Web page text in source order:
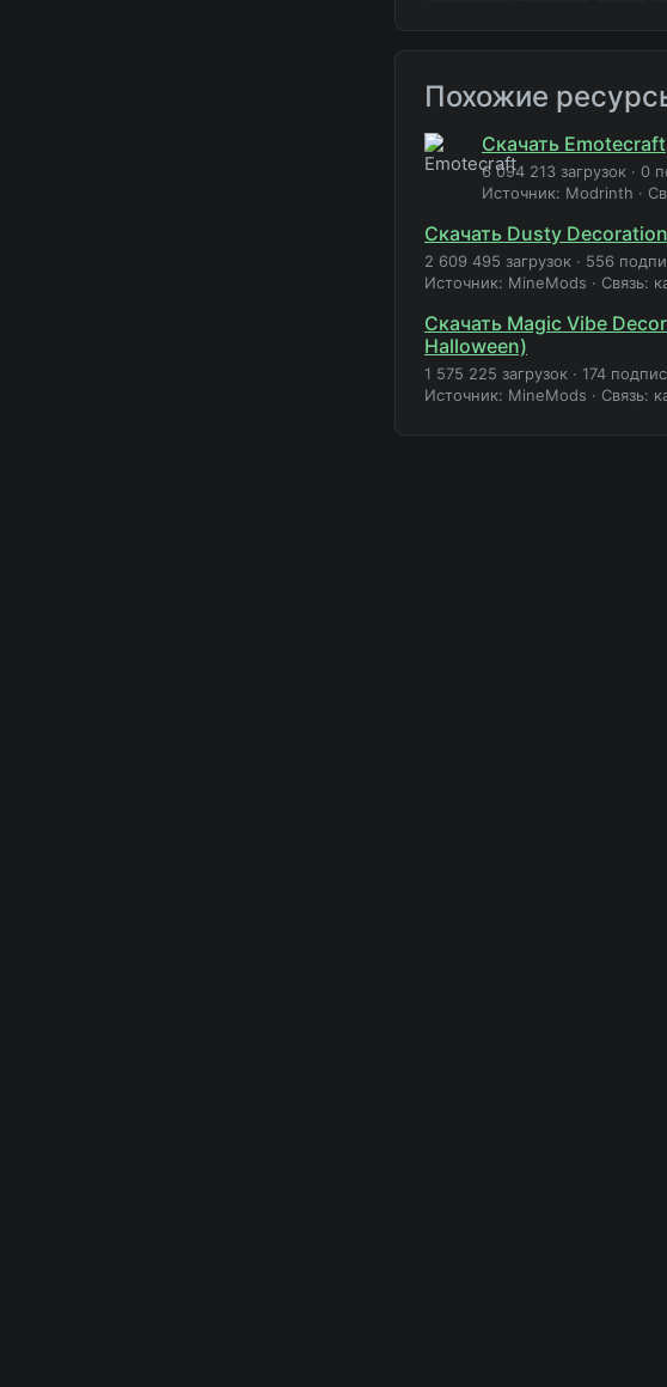
Похожие
Скачать Emotecraft
6 094 213 загрузок · 0
Источник: Modrinth ·
Скачать Dusty
2 609 495 загрузок · 556
Источник: MineMods · Связь:
Скачать Magic Vibe
Halloween)
1 575 225 загрузок · 174
Источник: MineMods · Связь: